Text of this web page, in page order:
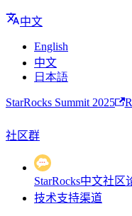
中文
English
中文
日本語
StarRocks Summit 2025
社区群
StarRocks中文社区
技术支持渠道